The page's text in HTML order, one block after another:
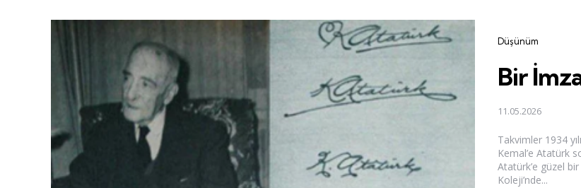
Categories
Düşünüm
Bir
11.05.2026
Takvimler 1934
Kemal’e Atatürk
Atatürk’e güzel
Koleji’nde...